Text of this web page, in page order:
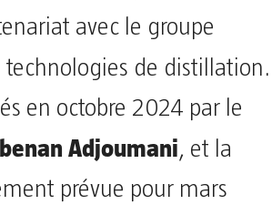
avec le groupe
technologies de distillation.
en octobre 2024 par le
Adjoumani, et la
prévue pour mars